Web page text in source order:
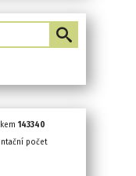
143340
počet